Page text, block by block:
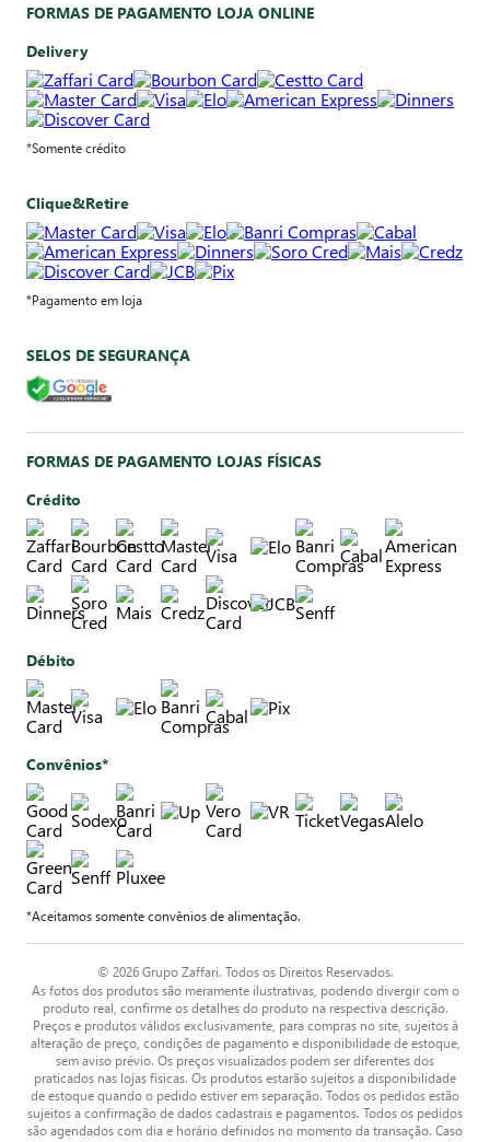
FORMAS DE PAGAMENTO LOJA ONLINE
Delivery
*Somente crédito
Clique&Retire
*Pagamento em loja
SELOS DE SEGURANÇA
FORMAS DE PAGAMENTO LOJAS FÍSICAS
Crédito
Débito
Convênios*
*Aceitamos somente convênios de alimentação.
© 2026 Grupo Zaffari. Todos os Direitos Reservados.
As fotos dos produtos são meramente ilustrativas, podendo divergir com o
produto real, confirme os detalhes do produto na respectiva descrição.
Preços e produtos válidos exclusivamente, para compras no site, sujeitos à
alteração de preço, condições de pagamento e disponibilidade de estoque,
sem aviso prévio. Os preços visualizados podem ser diferentes dos
praticados nas lojas físicas. Os produtos estarão sujeitos a disponibilidade
de estoque quando o pedido estiver em separação. Todos os pedidos estão
sujeitos a confirmação de dados cadastrais e pagamentos. Todos os pedidos
são agendados com dia e horário definidos no momento da transação. Caso